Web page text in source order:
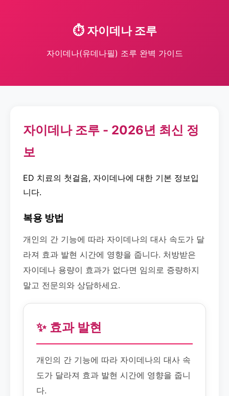
⏱️ 자이데나 조루
자이데나(유데나필) 조루 완벽 가이드
자이데나 조루 - 2026년 최신 정
보
ED 치료의 첫걸음, 자이데나에 대한 기본 정보입
니다.
복용 방법
개인의 간 기능에 따라 자이데나의 대사 속도가 달
라져 효과 발현 시간에 영향을 줍니다. 처방받은
자이데나 용량이 효과가 없다면 임의로 증량하지
말고 전문의와 상담하세요.
✨ 효과 발현
개인의 간 기능에 따라 자이데나의 대사 속
도가 달라져 효과 발현 시간에 영향을 줍니
다.